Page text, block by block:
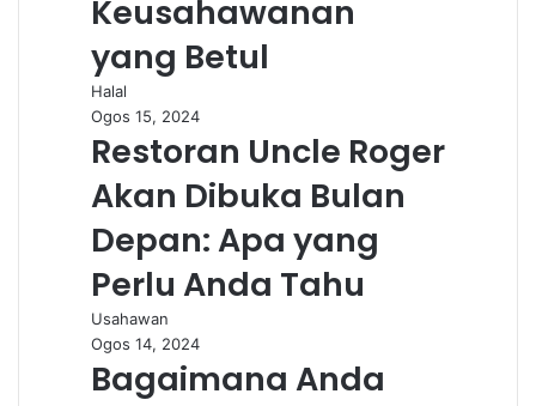
Keusahawanan
yang Betul
Halal
Ogos 15, 2024
Restoran Uncle Roger
Akan Dibuka Bulan
Depan: Apa yang
Perlu Anda Tahu
Usahawan
Ogos 14, 2024
Bagaimana Anda